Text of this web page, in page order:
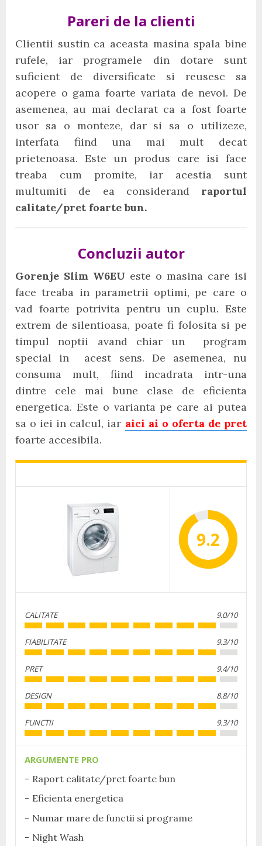
Pareri de la clienti
Clientii sustin ca aceasta masina spala bine
rufele, iar programele din dotare sunt
suficient de diversificate si reusesc sa
acopere o gama foarte variata de nevoi. De
asemenea, au mai declarat ca a fost foarte
usor sa o monteze, dar si sa o utilizeze,
interfata fiind una mai mult decat
prietenoasa. Este un produs care isi face
treaba cum promite, iar acestia sunt
multumiti de ea considerand raportul
calitate/pret foarte bun.
Concluzii autor
Gorenje Slim W6EU este o masina care isi
face treaba in parametrii optimi, pe care o
vad foarte potrivita pentru un cuplu. Este
extrem de silentioasa, poate fi folosita si pe
timpul noptii avand chiar un program
special in acest sens. De asemenea, nu
consuma mult, fiind incadrata intr-una
dintre cele mai bune clase de eficienta
energetica. Este o varianta pe care ai putea
sa o iei in calcul, iar aici ai o oferta de pret
foarte accesibila.
9.2
CALITATE 9.0/10
FIABILITATE 9.3/10
PRET 9.4/10
DESIGN 8.8/10
FUNCTII 9.3/10
ARGUMENTE PRO
Raport calitate/pret foarte bun
Eficienta energetica
Numar mare de functii si programe
Night Wash